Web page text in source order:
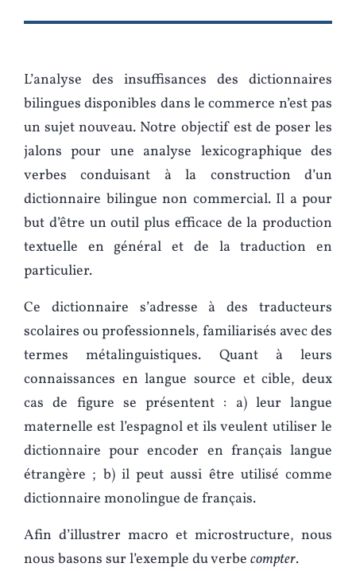
L’analyse des insuffisances des dictionnaires
bilingues disponibles dans le commerce n’est pas
un sujet nouveau. Notre objectif est de poser les
jalons pour une analyse lexicographique des
verbes conduisant à la construction d’un
dictionnaire bilingue non commercial. Il a pour
but d’être un outil plus efficace de la production
textuelle en général et de la traduction en
particulier.
Ce dictionnaire s’adresse à des traducteurs
scolaires ou professionnels, familiarisés avec des
termes métalinguistiques. Quant à leurs
connaissances en langue source et cible, deux
cas de figure se présentent : a) leur langue
maternelle est l’espagnol et ils veulent utiliser le
dictionnaire pour encoder en français langue
étrangère ; b) il peut aussi être utilisé comme
dictionnaire monolingue de français.
Afin d’illustrer macro et microstructure, nous
nous basons sur l’exemple du verbe compter.